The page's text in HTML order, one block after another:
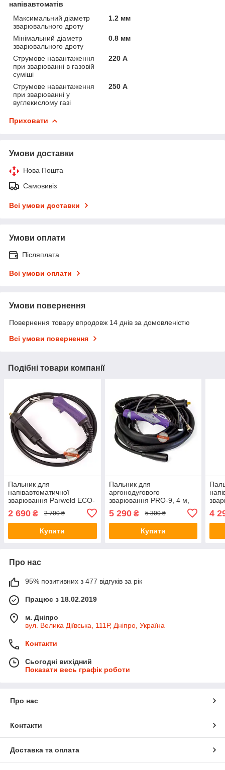
напівавтоматів
Максимальний діаметр
зварювального дроту
1.2 мм
Мінімальний діаметр
зварювального дроту
0.8 мм
Струмове навантаження
при зварюванні в газовій
суміші
220 А
Струмове навантаження
при зварюванні у
вуглекислому газі
250 А
Приховати
Умови доставки
Нова Пошта
Самовивіз
Всі умови доставки
Умови оплати
Післяплата
Всі умови оплати
Умови повернення
Повернення товару впродовж 14 днів за домовленістю
Всі умови повернення
Подібні товари компанії
Пальник для
напівавтоматичної
зварювання Parweld ECO-
2 690 ₴ 2 700 ₴
Купити
Пальник для
аргонодугового
зварювання PRO-9, 4 м,
5 290₴ 5 300 ₴
Купити
4
Про нас
95% позитивних з 477 відгуків за рік
Працює з 18.02.2019
м. Дніпро
вул. Велика Діївська, 111Р, Дніпро, Україна
Контакти
Сьогодні вихідний
Показати весь графік роботи
Про нас
Контакти
Доставка та оплата